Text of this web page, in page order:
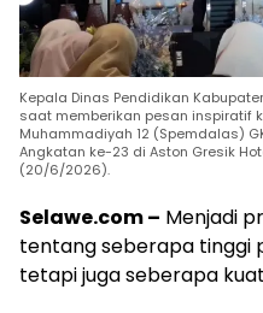
Kepala Dinas Pendidikan Kabupaten
saat memberikan pesan inspiratif
Muhammadiyah 12 (Spemdalas)
Angkatan ke-23 di Aston Gresik
(20/6/2026).
Selawe.com – Menjadi
tentang seberapa tinggi
tetapi juga seberapa